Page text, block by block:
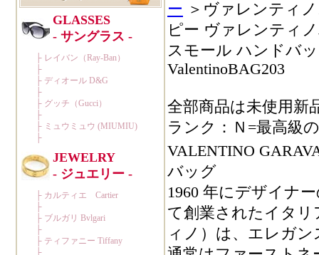
ー ＞ヴァレンティ
ピー ヴァレンティ
スモール ハンドバ
ValentinoBAG203
全部商品は未使用新
ランク：Ｎ=最高級
VALENTINO
バッグ
1960 年にデザイナー
て創業されたイタリ
ィノ）は、エレガ